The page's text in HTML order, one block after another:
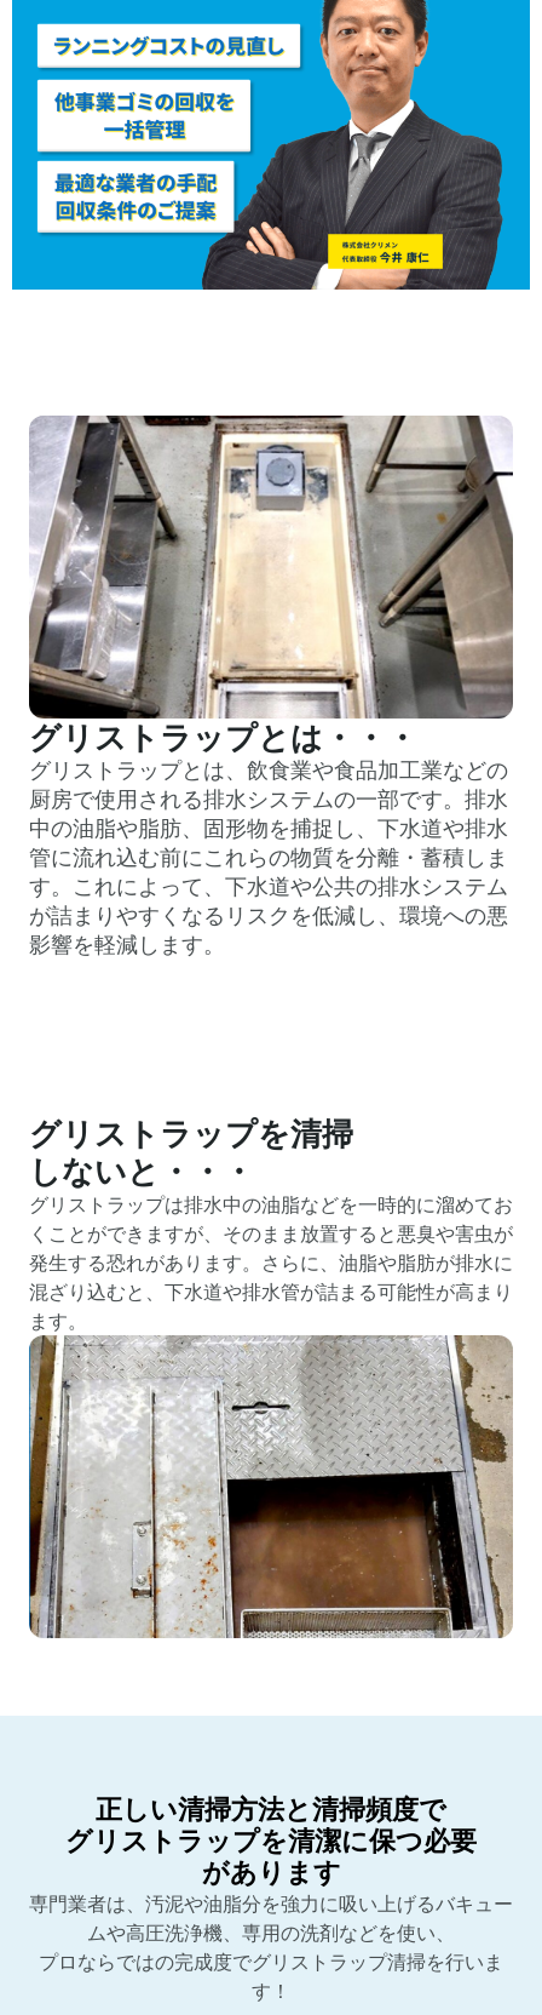
グリストラップとは・・・
グリストラップとは、飲食業や食品加工業などの
厨房で使用される排水システムの一部です。排水
中の油脂や脂肪、固形物を捕捉し、下水道や排水
管に流れ込む前にこれらの物質を分離・蓄積しま
す。これによって、下水道や公共の排水システム
が詰まりやすくなるリスクを低減し、環境への悪
影響を軽減します。
グリストラップを清掃
しないと・・・
グリストラップは排水中の油脂などを一時的に溜めてお
くことができますが、そのまま放置すると悪臭や害虫が
発生する恐れがあります。さらに、油脂や脂肪が排水に
混ざり込むと、下水道や排水管が詰まる可能性が高まり
ます。
正しい清掃方法と清掃頻度で
グリストラップを清潔に保つ必要
があります
専門業者は、汚泥や油脂分を強力に吸い上げるバキュー
ムや高圧洗浄機、専用の洗剤などを使い、
プロならではの完成度でグリストラップ清掃を行いま
す！